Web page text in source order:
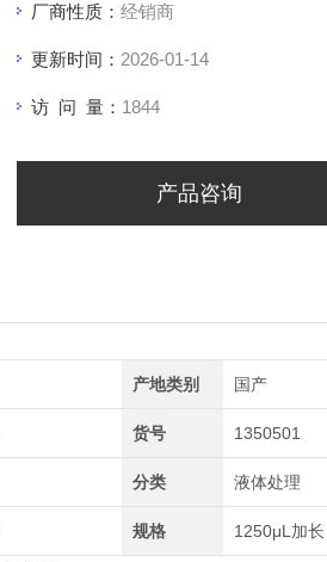
厂商性质： 经销商
更新时间： 2026-01-14
访 问 量： 1844
产品咨询
产地类别 国产
货号 1350501
分类 液体处理
规格 1250μL加长